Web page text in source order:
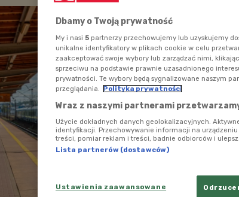
Dbamy o Twoją prywatność
My i nasi 5 partnerzy przechowujemy lub uzyskujemy
unikalne identyfikatory w plikach cookie w celu
zaakceptować swoje wybory lub zarządzać nimi,
sprzeciwu na podstawie prawnie uzasadnionego
prywatności. Te wybory będą sygnalizowane naszym
przeglądania. Polityka prywatności
Wraz z naszymi partnerami
Użycie dokładnych danych geolokalizacyjnych.
identyfikacji. Przechowywanie informacji na
treści, pomiar reklam i treści, badnie odbiorców i
Lista partnerów (dostawców)
Ustawienia zaawansowane